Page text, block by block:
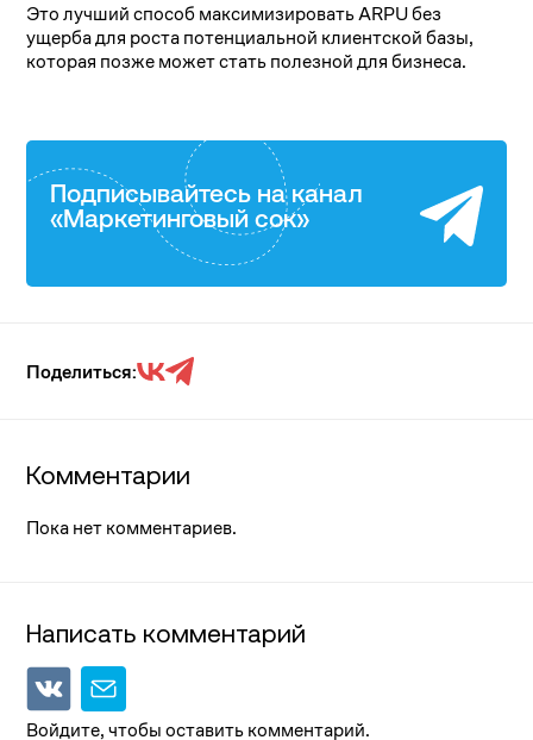
Это лучший способ максимизировать ARPU без
ущерба для роста потенциальной клиентской базы,
которая позже может стать полезной для бизнеса.
Подписывайтесь на канал
«Маркетинговый сок»
Поделиться:
Комментарии
Пока нет комментариев.
Написать комментарий
Войдите, чтобы оставить комментарий.